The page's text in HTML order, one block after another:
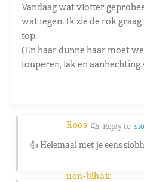
Vandaag wat vlotter
wat tegen. Ik zie de rok
top.
(En haar dunne haar moet
touperen, lak en aanhechting
Roos Reply to
👍 Helemaal met je eens
non-bihair